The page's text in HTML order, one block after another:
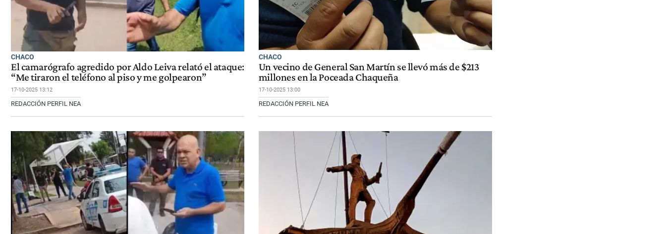
CHACO
El camarógrafo agredido por Aldo Leiva relató el ataque:
“Me tiraron el teléfono al piso y me golpearon”
17-10-2025 13:12
REDACCIÓN PERFIL NEA
CHACO
Un vecino de General San Martín se llevó más de $213
millones en la Poceada Chaqueña
17-10-2025 13:00
REDACCIÓN PERFIL NEA